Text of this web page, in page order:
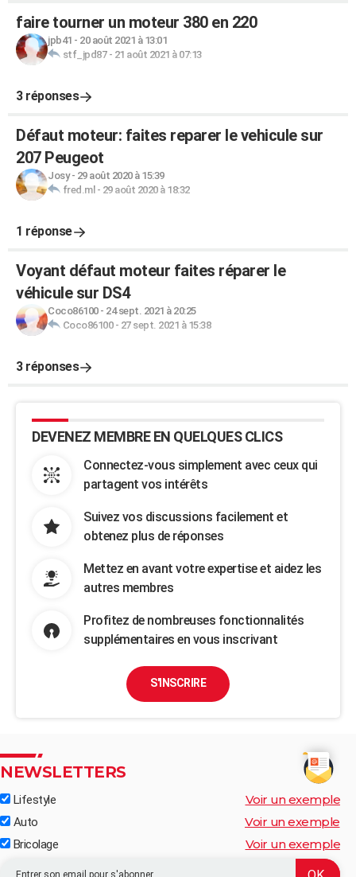
faire tourner un moteur 380 en 220
jpb41 - 20 août 2021 à 13:01
stf_jpd87- 21 août 2021 à 07:13
3 réponses
Défaut moteur: faites reparer le vehicule sur
207 Peugeot
Josy- 29 août 2020 à 15:39
fred.ml - 29 août 2020 à 18:32
1 réponse
Voyant défaut moteur faites réparer le
véhicule sur DS4
Coco86100- 24 sept. 2021 à 20:25
Coco86100- 27 sept. 2021 à 15:38
3 réponses
DEVENEZ MEMBRE EN QUELQUES CLICS
Connectez-vous simplement avec ceux qui
partagent vos intérêts
Suivez vos discussions facilement et
obtenez plus de réponses
Mettez en avant votre expertise et aidez les
autres membres
Profitez de nombreuses fonctionnalités
supplémentaires en vous inscrivant
S'INSCRIRE
NEWSLETTERS
Lifestyle Voir un exemple
Auto Voir un exemple
Bricolage Voir un exemple